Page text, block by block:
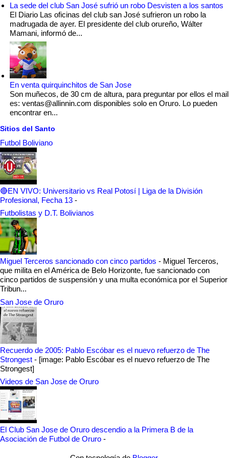
La sede del club San José sufrió un robo Desvisten a los santos
El Diario Las oficinas del club san José sufrieron un robo la
madrugada de ayer. El presidente del club orureño, Wálter
Mamani, informó de...
En venta quirquinchitos de San Jose
Son muñecos, de 30 cm de altura, para preguntar por ellos el mail
es: ventas@allinnin.com disponibles solo en Oruro. Lo pueden
encontrar en...
Sitios del Santo
Futbol Boliviano
🔴EN VIVO: Universitario vs Real Potosí | Liga de la División
Profesional, Fecha 13 -
Futbolistas y D.T. Bolivianos
Miguel Terceros sancionado con cinco partidos - Miguel Terceros,
que milita en el América de Belo Horizonte, fue sancionado con
cinco partidos de suspensión y una multa económica por el Superior
Tribun...
San Jose de Oruro
Recuerdo de 2005: Pablo Escóbar es el nuevo refuerzo de The
Strongest - [image: Pablo Escóbar es el nuevo refuerzo de The
Strongest]
Videos de San Jose de Oruro
El Club San Jose de Oruro descendio a la Primera B de la
Asociación de Futbol de Oruro -